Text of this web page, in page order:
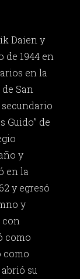
Daien y
de 1944 en
en la
San
Guido” de
y
en la
y egresó
y
con
como
como
su